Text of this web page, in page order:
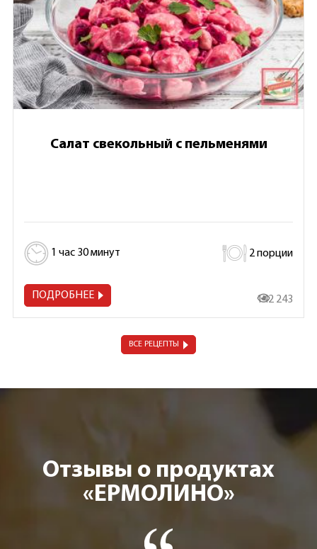
Салат свекольный с пельменями
1 час 30 минут 2 порции
ПОДРОБНЕЕ 142 243
ВСЕ РЕЦЕПТЫ
Отзывы о продуктах
«ЕРМОЛИНО»